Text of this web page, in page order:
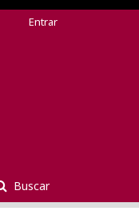
Buscar
Entrar